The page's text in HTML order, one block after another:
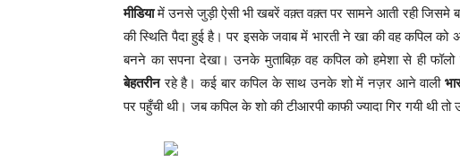
मीडियामें उनसे जुड़ी ऐसी भी खबरें वक़्त वक़्त पर सामने आती रही जिसमे
की स्थिति पैदा हुई है। पर इसके जवाब में भारती ने खा की वह कपिल
बनने का सपना देखा। उनके मुताबिक़ वह कपिल को हमेशा से ही
बेहतरीनरहे है। कई बार कपिल के साथ उनके शो में नज़र आने वाली
पर पहुँची थी। जब कपिल के शो की टीआरपी काफी ज्यादा गिर गयी थी तो